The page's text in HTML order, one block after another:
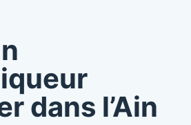
dans l’Ain